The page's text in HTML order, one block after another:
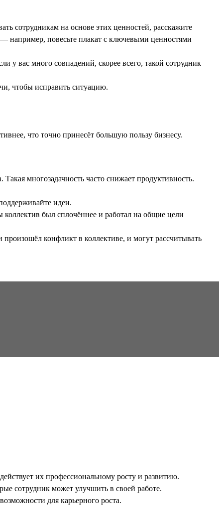
сотрудникам на основе этих ценностей, расскажите
например, повесьте плакат с ключевыми ценностями
у вас много совпадений, скорее всего, такой сотрудник
чтобы исправить ситуацию.
что точно принесёт большую пользу бизнесу.
многозадачность часто снижает продуктивность.
идеи.
был сплочённее и работал на общие цели
конфликт в коллективе, и могут рассчитывать
их профессиональному росту и развитию.
сотрудник может улучшить в своей работе.
для карьерного роста.